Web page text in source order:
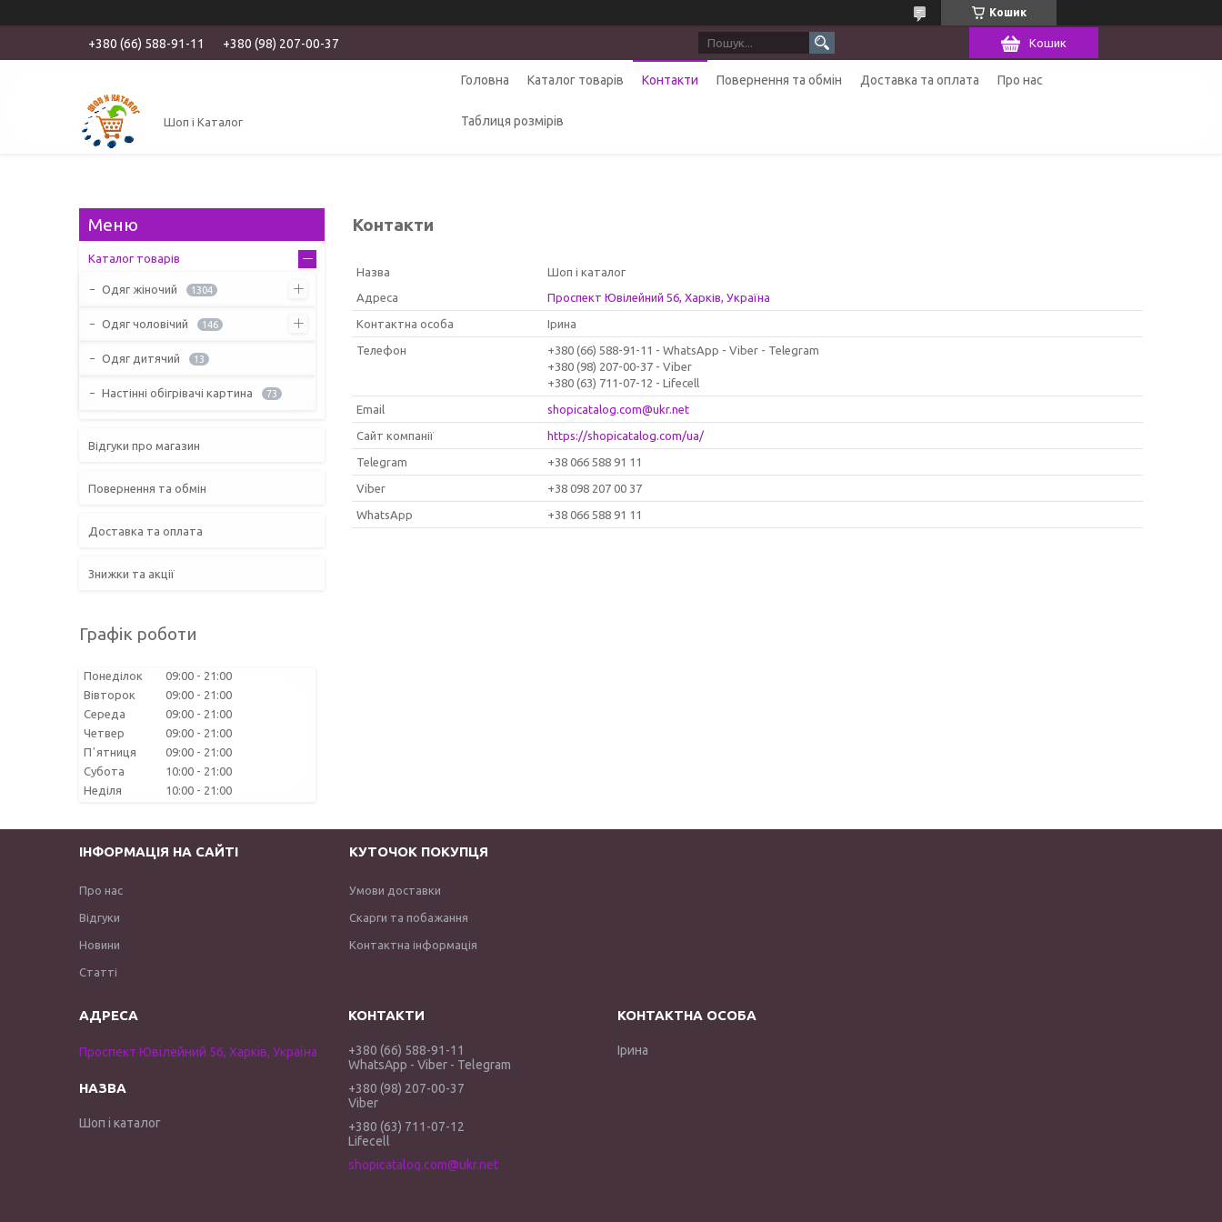
Кошик
+380 (66) 588-91-11 +380 (98) 207-00-37 Кошик
Шоп і Каталог
Головна Каталог товарів Контакти Повернення та обмін Доставка та оплата Про нас
Таблиця розмірів
Контакти
Шоп і каталог
Проспект Ювілейний 56, Харків, Україна
Ірина
+380 (66) 588-91-11
WhatsApp - Viber - Telegram
+380 (98) 207-00-37
Viber
+380 (63) 711-07-12
Lifecell
shopicatalog.com@ukr.net
https://shopicatalog.com/ua/
+38 066 588 91 11
+38 098 207 00 37
+38 066 588 91 11
Каталог товарів
Одяг жіночий 1304
Одяг чоловічий 146
Одяг дитячий 13
Настінні обігрівачі картина 73
Відгуки про магазин
Повернення та обмін
Доставка та оплата
Знижки та акції
Графік роботи
Понеділок 09:00
21:00
Вівторок
09:00
21:00
Середа
09:00
21:00
Четвер
09:00
21:00
Пʼятниця
09:00
21:00
Субота
10:00
21:00
Неділя
10:00 21:00
ІНФОРМАЦІЯ НА САЙТІ
Про нас
Відгуки
Новини
Статті
КУТОЧОК ПОКУПЦЯ
Умови доставки
Скарги та побажання
Контактна інформація
Проспект Ювілейний 56, Харків, Україна
Шоп і каталог
+380 (66) 588-91-11
WhatsApp - Viber - Telegram
+380 (98) 207-00-37
Viber
+380 (63) 711-07-12
Lifecell
shopicatalog.com@ukr.net
Ірина